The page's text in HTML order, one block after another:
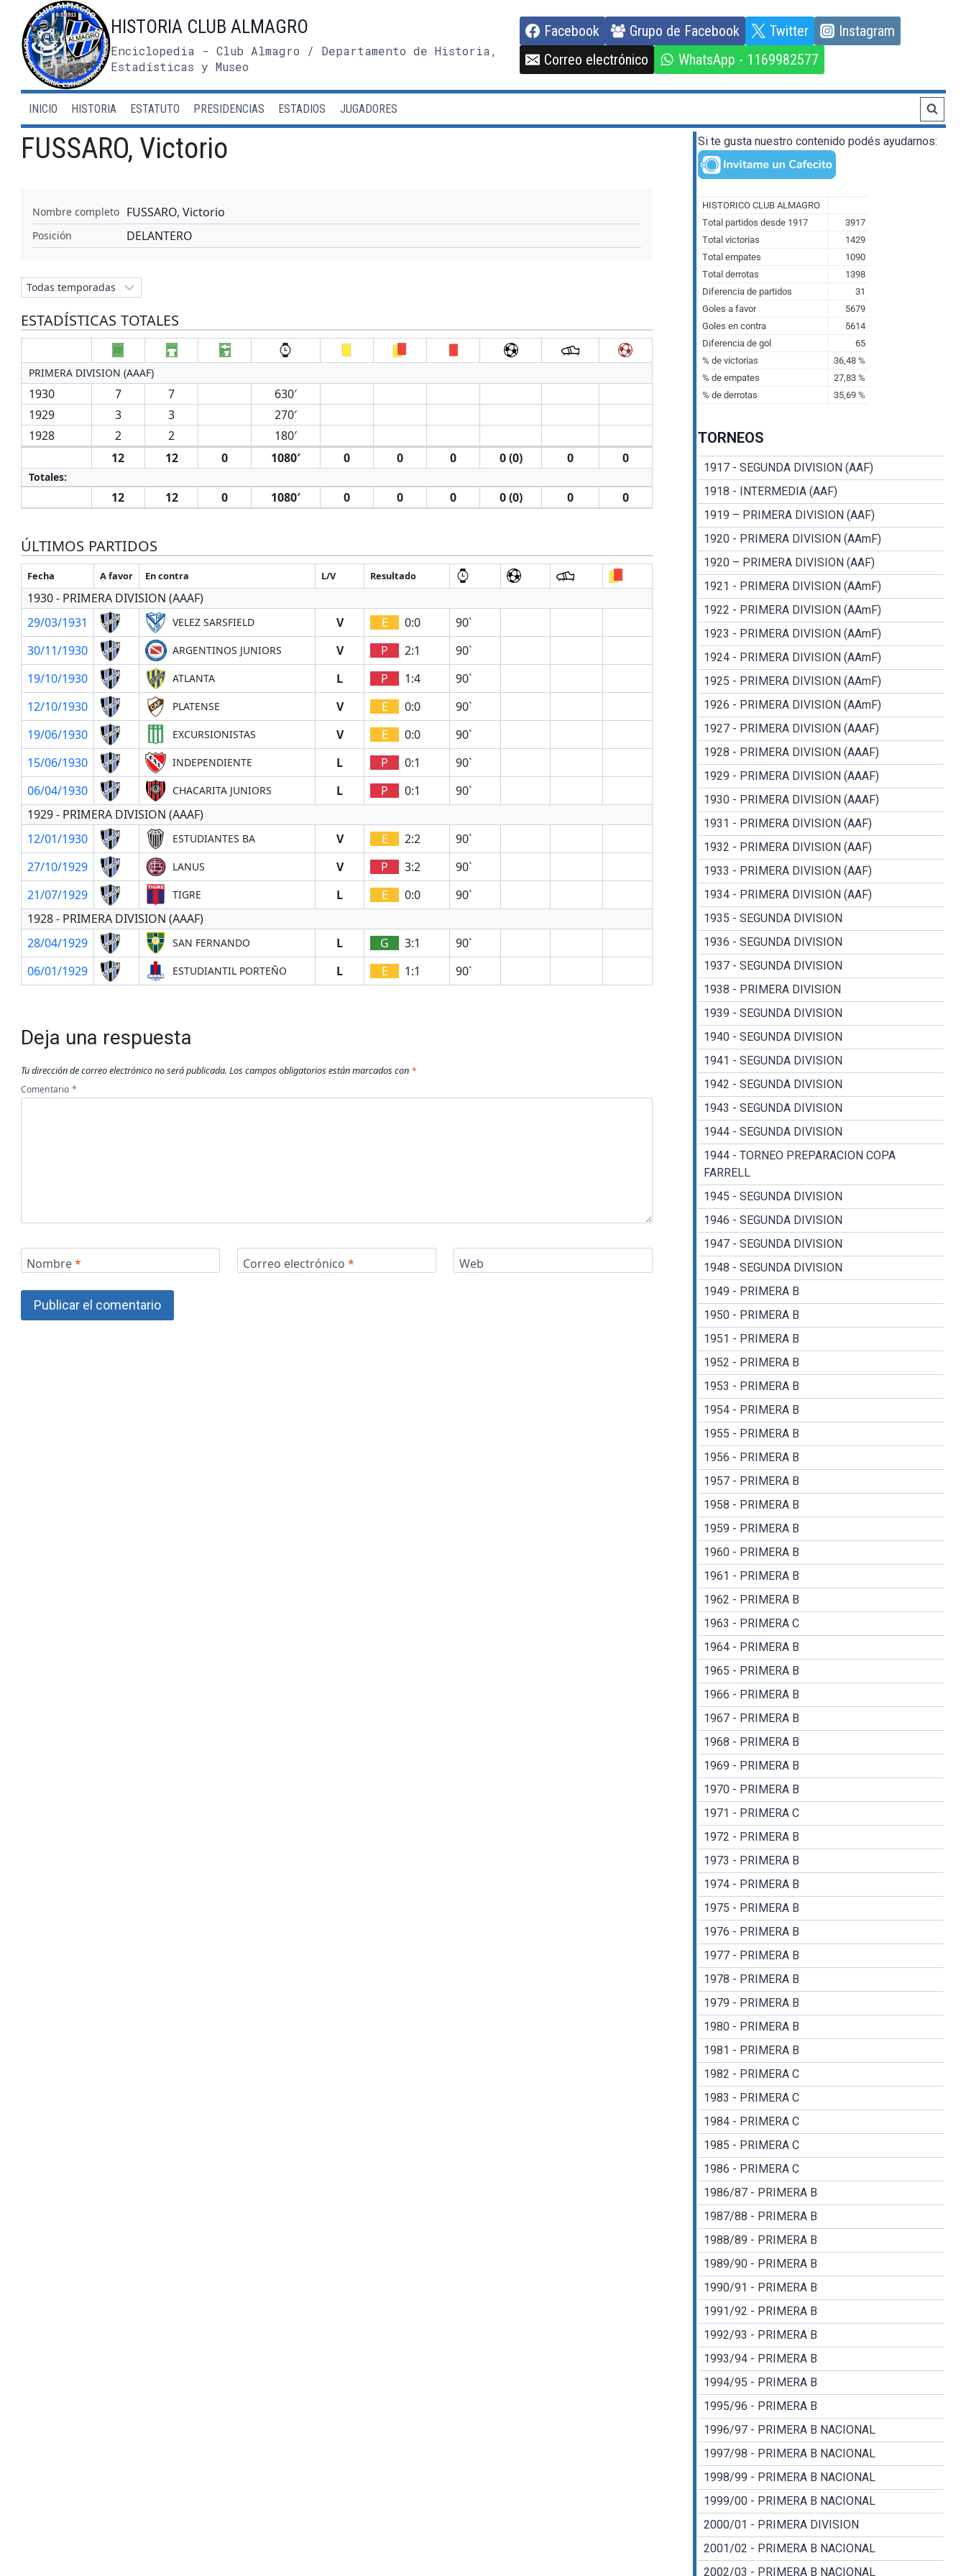
contenido
HISTORIA CLUB ALMAGRO
Enciclopedia - Club Almagro / Departamento de Historia,
Estadísticas y Museo
Facebook Grupo de Facebook Twitter
Instagram
Correo electrónico
WhatsApp - 1169982577
INICIO HISTORIA ESTATUTO PRESIDENCIAS ESTADIOS JUGADORES
FUSSARO, Victorio
Nombre completo FUSSARO, Victorio
Posición DELANTERO
ESTADÍSTICAS TOTALES
PRIMERA DIVISION (AAAF)
1930 7 7
630′
1929
3 3
270′
1928
2 2
180′
12
12 0 1080′ 0 0 0 0 (0) 0 0
Totales:
12 12 0 1080′ 0 0 0 0 (0) 0 0
ÚLTIMOS PARTIDOS
Fecha A favor En contra L/V Resultado
1930 - PRIMERA DIVISION (AAAF)
29/03/1931
VELEZ SARSFIELD V E 0:0
90`
30/11/1930
ARGENTINOS JUNIORS V P 2:1
90`
19/10/1930
ATLANTA L P 1:4
90`
12/10/1930
PLATENSE V E 0:0
90`
19/06/1930
EXCURSIONISTAS V E 0:0
90`
15/06/1930
INDEPENDIENTE L P 0:1
90`
06/04/1930
CHACARITA JUNIORS L P 0:1
90`
1929 - PRIMERA DIVISION (AAAF)
12/01/1930
ESTUDIANTES BA V E 2:2
90`
27/10/1929
LANUS V P 3:2
90`
21/07/1929
TIGRE L E 0:0
90`
1928 - PRIMERA DIVISION (AAAF)
28/04/1929
SAN FERNANDO L G 3:1
90`
06/01/1929
ESTUDIANTIL PORTEÑO L E 1:1 90`
Deja una respuesta
Tu dirección de correo electrónico no será publicada. Los campos obligatorios están marcados con *
Comentario *
Nombre* Correo electrónico * Web
Si te gusta nuestro contenido podés ayudarnos:
TORNEOS
1917 - SEGUNDA DIVISION (AAF)
1918 - INTERMEDIA (AAF)
1919 – PRIMERA DIVISION (AAF)
1920 - PRIMERA DIVISION (AAmF)
1920 – PRIMERA DIVISION (AAF)
1921 - PRIMERA DIVISION (AAmF)
1922 - PRIMERA DIVISION (AAmF)
1923 - PRIMERA DIVISION (AAmF)
1924 - PRIMERA DIVISION (AAmF)
1925 - PRIMERA DIVISION (AAmF)
1926 - PRIMERA DIVISION (AAmF)
1927 - PRIMERA DIVISION (AAAF)
1928 - PRIMERA DIVISION (AAAF)
1929 - PRIMERA DIVISION (AAAF)
1930 - PRIMERA DIVISION (AAAF)
1931 - PRIMERA DIVISION (AAF)
1932 - PRIMERA DIVISION (AAF)
1933 - PRIMERA DIVISION (AAF)
1934 - PRIMERA DIVISION (AAF)
1935 - SEGUNDA DIVISION
1936 - SEGUNDA DIVISION
1937 - SEGUNDA DIVISION
1938 - PRIMERA DIVISION
1939 - SEGUNDA DIVISION
1940 - SEGUNDA DIVISION
1941 - SEGUNDA DIVISION
1942 - SEGUNDA DIVISION
1943 - SEGUNDA DIVISION
1944 - SEGUNDA DIVISION
1944 - TORNEO PREPARACION COPA
FARRELL
1945 - SEGUNDA DIVISION
1946 - SEGUNDA DIVISION
1947 - SEGUNDA DIVISION
1948 - SEGUNDA DIVISION
1949 - PRIMERA B
1950 - PRIMERA B
1951 - PRIMERA B
1952 - PRIMERA B
1953 - PRIMERA B
1954 - PRIMERA B
1955 - PRIMERA B
1956 - PRIMERA B
1957 - PRIMERA B
1958 - PRIMERA B
1959 - PRIMERA B
1960 - PRIMERA B
1961 - PRIMERA B
1962 - PRIMERA B
1963 - PRIMERA C
1964 - PRIMERA B
1965 - PRIMERA B
1966 - PRIMERA B
1967 - PRIMERA B
1968 - PRIMERA B
1969 - PRIMERA B
1970 - PRIMERA B
1971 - PRIMERA C
1972 - PRIMERA B
1973 - PRIMERA B
1974 - PRIMERA B
1975 - PRIMERA B
1976 - PRIMERA B
1977 - PRIMERA B
1978 - PRIMERA B
1979 - PRIMERA B
1980 - PRIMERA B
1981 - PRIMERA B
1982 - PRIMERA C
1983 - PRIMERA C
1984 - PRIMERA C
1985 - PRIMERA C
1986 - PRIMERA C
1986/87 - PRIMERA B
1987/88 - PRIMERA B
1988/89 - PRIMERA B
1989/90 - PRIMERA B
1990/91 - PRIMERA B
1991/92 - PRIMERA B
1992/93 - PRIMERA B
1993/94 - PRIMERA B
1994/95 - PRIMERA B
1995/96 - PRIMERA B
1996/97 - PRIMERA B NACIONAL
1997/98 - PRIMERA B NACIONAL
1998/99 - PRIMERA B NACIONAL
1999/00 - PRIMERA B NACIONAL
2000/01 - PRIMERA DIVISION
2001/02 - PRIMERA B NACIONAL
2002/03 - PRIMERA B NACIONAL